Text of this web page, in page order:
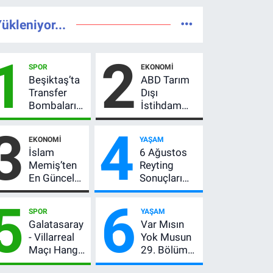
SPOR
Beşiktaş’ta
Transfer
Bombaları
Peş Peşe!
Vlahovic’i
Açıkladı, 5
Yıldız Daha
Listede
2 EKONOMI
ABD Tarım
Dışı
İstihdam
Verisi Altını
Etkiler? Çok
Basit
Anlatımla
Rehber
EKONOMI
İslam
Memiş’ten
En Güncel
Altın
Gram Altın
İçin 6.350
TL Uyarısı,
Yıl Sonu
Beklentisi
4 YAŞAM
6 Ağustos
Reyting
Sonuçları
Açıklandı!
Değiştirdi:
Muhtemel
Aşk,
MasterChef'i
Geride
SPOR
Galatasaray
- Villarreal
Maçı Hangi
Kanalda?
6 YAŞAM
Var Mısın
Yok Musun
29. Bölüm
Ne Zaman?